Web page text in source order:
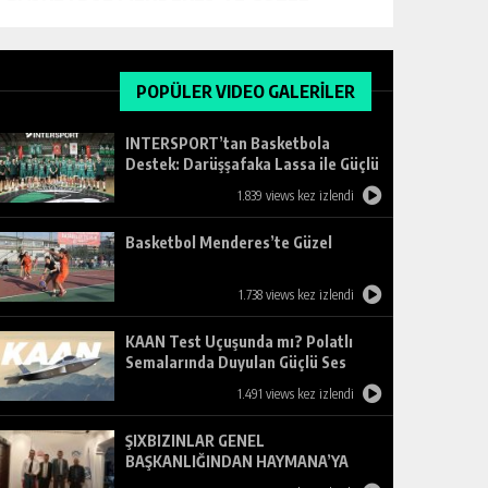
POPÜLER VIDEO GALERİLER
INTERSPORT’tan Basketbola
Destek: Darüşşafaka Lassa ile Güçlü
1.839 views kez izlendi
Basketbol Menderes’te Güzel
1.738 views kez izlendi
KAAN Test Uçuşunda mı? Polatlı
Semalarında Duyulan Güçlü Ses
1.491 views kez izlendi
ŞIXBIZINLAR GENEL
BAŞKANLIĞINDAN HAYMANA’YA